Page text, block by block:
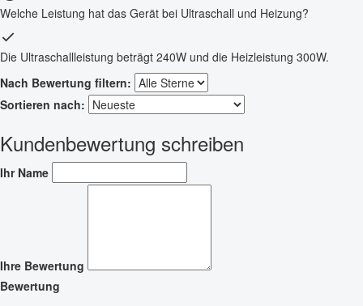
Welche Leistung hat das Gerät bei Ultraschall und Heizung?
Die Ultraschallleistung beträgt 240W und die Heizleistung 300W.
Nach Bewertung filtern:
Sortieren nach:
Kundenbewertung schreiben
Ihr Name
Ihre Bewertung
Bewertung